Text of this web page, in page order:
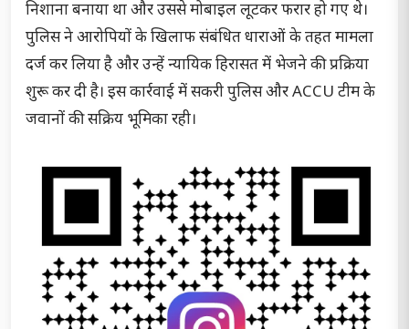
निशाना बनाया था और उससे मोबाइल लूटकर फरार हो गए थे।
पुलिस ने आरोपियों के खिलाफ संबंधित धाराओं के तहत मामला
दर्ज कर लिया है और उन्हें न्यायिक हिरासत में भेजने की प्रक्रिया
शुरू कर दी है। इस कार्रवाई में सकरी पुलिस और ACCU टीम के
जवानों की सक्रिय भूमिका रही।